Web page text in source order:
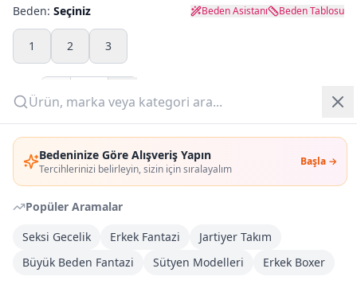
Bedeninize Göre Alışveriş Yapın
Tercihlerinizi belirleyin, sizin için sıralayalım
Başla →
Popüler Aramalar
Seksi Gecelik
Erkek Fantazi
Jartiyer Takım
Büyük Beden Fantazi
Sütyen Modelleri Erkek Boxer
Yeni Gelenler
Giriş Yap
Üye Ol
Beden: Seçiniz Beden Asistanı Beden Tablosu
1 2 3
Adet:
Sepete Ekle
Şimdi Al
DHL Kargoya Teslim